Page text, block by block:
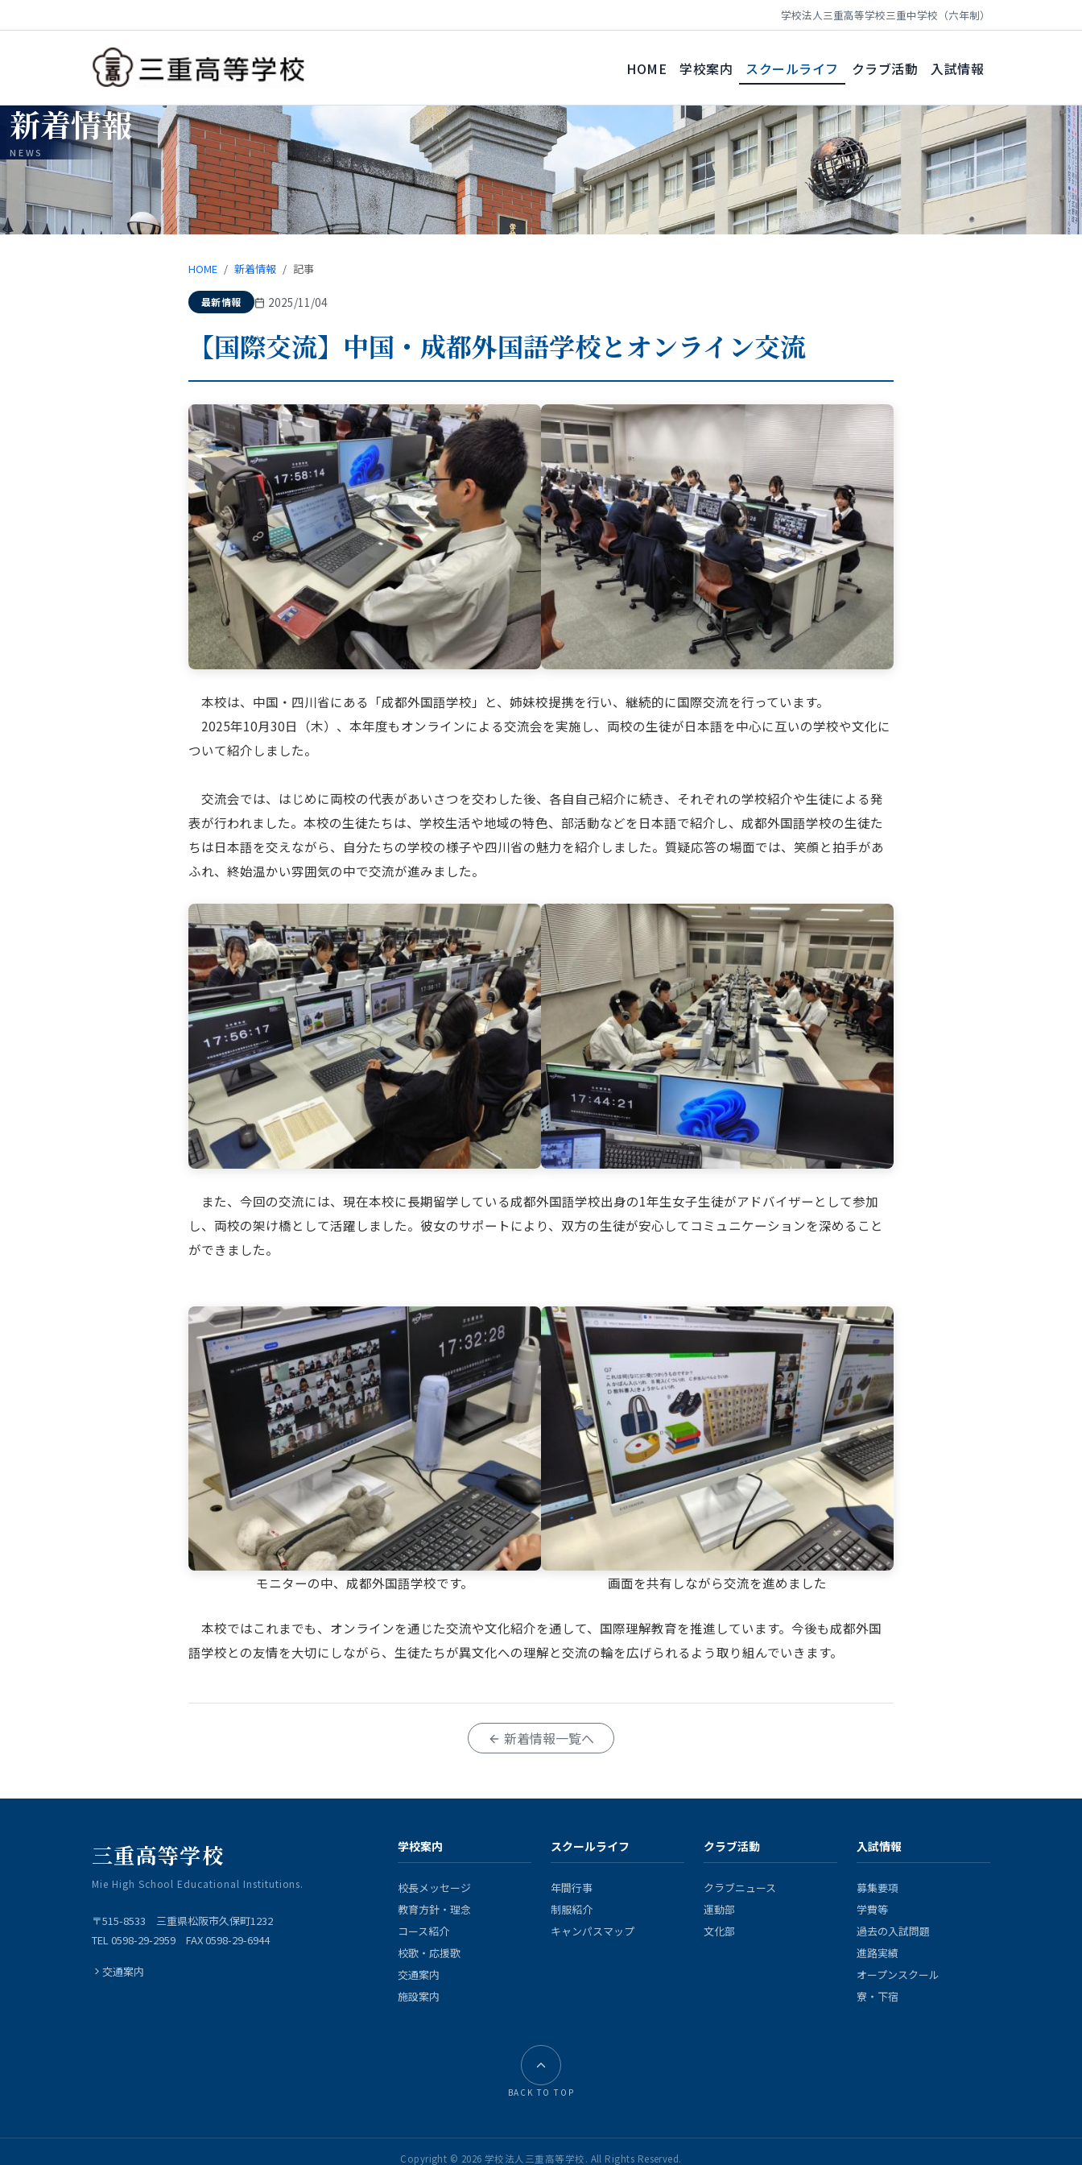
学校法人三重高等学校三重中学校（六年制）
HOME 学校案内 スクールライフ クラブ活動 入試情報
新着情報
NEWS
HOME 新着情報 記事
最新情報 2025/11/04
【国際交流】中国・成都外国語学校とオンライン交流
本校は、中国・四川省にある「成都外国語学校」と、姉妹校提携を行い、継続的に国際交流を行っています。
2025年10月30日（木）、本年度もオンラインによる交流会を実施し、両校の生徒が日本語を中心に互いの学校や文化に
ついて紹介しました。
交流会では、はじめに両校の代表があいさつを交わした後、各自自己紹介に続き、それぞれの学校紹介や生徒による発
表が行われました。本校の生徒たちは、学校生活や地域の特色、部活動などを日本語で紹介し、成都外国語学校の生徒た
ちは日本語を交えながら、自分たちの学校の様子や四川省の魅力を紹介しました。質疑応答の場面では、笑顔と拍手があ
ふれ、終始温かい雰囲気の中で交流が進みました。
また、今回の交流には、現在本校に長期留学している成都外国語学校出身の1年生女子生徒がアドバイザーとして参加
し、両校の架け橋として活躍しました。彼女のサポートにより、双方の生徒が安心してコミュニケーションを深めること
ができました。
モニターの中、成都外国語学校です。 画面を共有しながら交流を進めました
本校ではこれまでも、オンラインを通じた交流や文化紹介を通して、国際理解教育を推進しています。今後も成都外国
語学校との友情を大切にしながら、生徒たちが異文化への理解と交流の輪を広げられるよう取り組んでいきます。
新着情報一覧へ
三重高等学校
Mie High School Educational Institutions.
〒515-8533 三重県松阪市久保町1232
TEL 0598-29-2959 FAX 0598-29-6944
交通案内
学校案内
校長メッセージ
教育方針・理念
コース紹介
校歌・応援歌
交通案内
施設案内
スクールライフ
年間行事
制服紹介
キャンパスマップ
クラブ活動
クラブニュース
運動部
文化部
入試情報
募集要項
学費等
過去の入試問題
進路実績
オープンスクール
寮・下宿
BACK TO TOP
Copyright © 2026 学校法人三重高等学校. All Rights Reserved.